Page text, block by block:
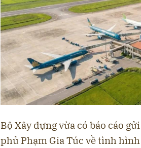
Bộ Xây dựng vừa có báo cáo
phủ Phạm Gia Túc về tình